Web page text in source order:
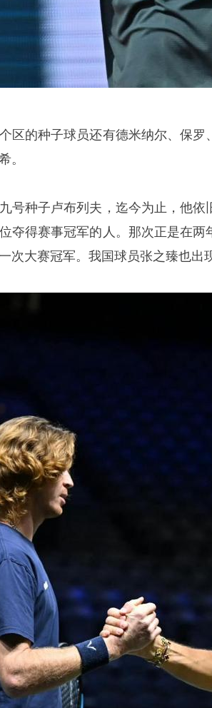
区的种子球员还有德米纳尔、保
。
号种子卢布列夫，迄今为止，他
夺得赛事冠军的人。那次正是在
次大赛冠军。我国球员张之臻也出